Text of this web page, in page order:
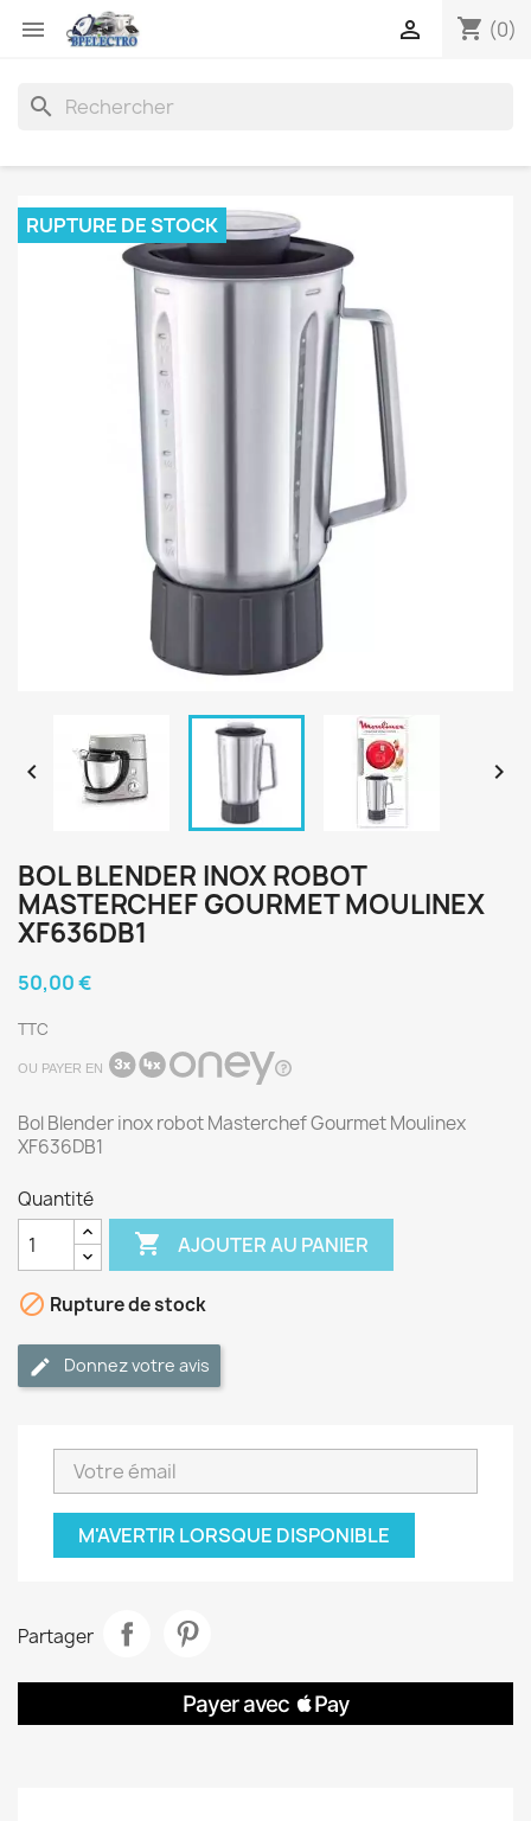
 shopping_cart (0)

search
RUPTURE DE STOCK
 
BOL BLENDER INOX ROBOT
MASTERCHEF GOURMET MOULINEX
XF636DB1
50,00 €
TTC
OU PAYER EN
Bol Blender inox robot Masterchef Gourmet Moulinex
XF636DB1
Quantité
 AJOUTER AU PANIER
 Rupture de stock
Donnez votre avis
M'AVERTIR LORSQUE DISPONIBLE
Partager